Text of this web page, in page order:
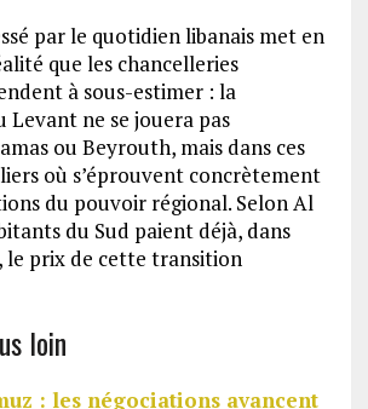
par le quotidien libanais met en
que les chancelleries
à sous-estimer : la
Levant ne se jouera pas
ou Beyrouth, mais dans ces
où s’éprouvent concrètement
du pouvoir régional. Selon Al
du Sud paient déjà, dans
le prix de cette transition
loin
: les négociations avancent